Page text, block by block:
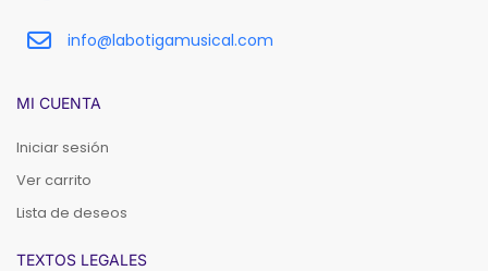
info@labotigamusical.com
MI CUENTA
Iniciar sesión
Ver carrito
Lista de deseos
TEXTOS LEGALES